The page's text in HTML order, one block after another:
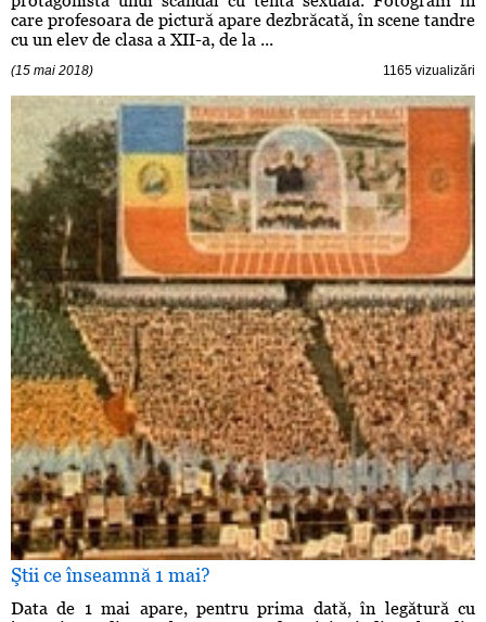
care profesoara de pictură apare dezbrăcată, în scene tandre
cu un elev de clasa a XII-a, de la ...
(15 mai 2018) 1165 vizualizări
Ştii ce înseamnă 1 mai?
Data de 1 mai apare, pentru prima dată, în legătură cu